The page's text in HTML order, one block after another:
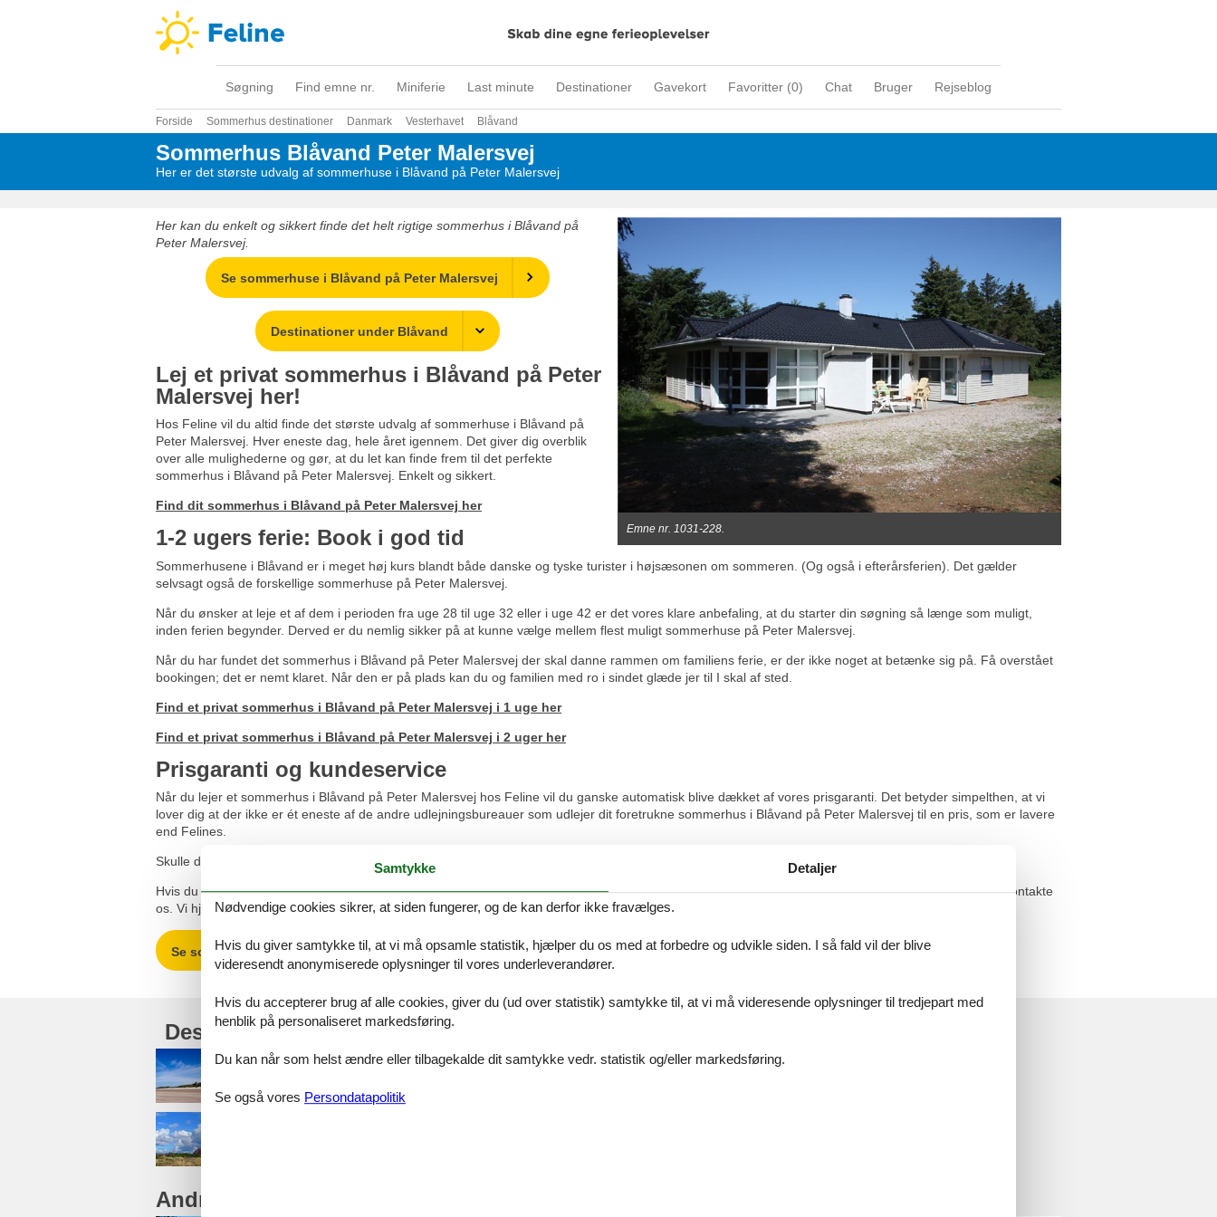
Søgning Find emne nr. Miniferie Last minute Destinationer Gavekort Favoritter (0) Chat Bruger Rejseblog
Forside Sommerhus destinationer Danmark Vesterhavet Blåvand
Sommerhus Blåvand Peter Malersvej
Her er det største udvalg af sommerhuse i Blåvand på Peter Malersvej
Her kan du enkelt og sikkert finde det helt rigtige sommerhus i Blåvand på
Peter Malersvej.
Se sommerhuse i Blåvand på Peter Malersvej
Destinationer under Blåvand
Emne nr. 1031-228.
Lej et privat sommerhus i Blåvand på Peter
Malersvej her!
Hos Feline vil du altid finde det største udvalg af sommerhuse i Blåvand på
Peter Malersvej. Hver eneste dag, hele året igennem. Det giver dig overblik
over alle mulighederne og gør, at du let kan finde frem til det perfekte
sommerhus i Blåvand på Peter Malersvej. Enkelt og sikkert.
Find dit sommerhus i Blåvand på Peter Malersvej her
1-2 ugers ferie: Book i god tid
Sommerhusene i Blåvand er i meget høj kurs blandt både danske og tyske turister i højsæsonen om sommeren. (Og også i efterårsferien). Det gælder
selvsagt også de forskellige sommerhuse på Peter Malersvej.
Når du ønsker at leje et af dem i perioden fra uge 28 til uge 32 eller i uge 42 er det vores klare anbefaling, at du starter din søgning så længe som muligt,
inden ferien begynder. Derved er du nemlig sikker på at kunne vælge mellem flest muligt sommerhuse på Peter Malersvej.
Når du har fundet det sommerhus i Blåvand på Peter Malersvej der skal danne rammen om familiens ferie, er der ikke noget at betænke sig på. Få overstået
bookingen; det er nemt klaret. Når den er på plads kan du og familien med ro i sindet glæde jer til I skal af sted.
Find et privat sommerhus i Blåvand på Peter Malersvej i 1 uge her
Find et privat sommerhus i Blåvand på Peter Malersvej i 2 uger her
Prisgaranti og kundeservice
Når du lejer et sommerhus i Blåvand på Peter Malersvej hos Feline vil du ganske automatisk blive dækket af vores prisgaranti. Det betyder simpelthen, at vi
lover dig at der ikke er ét eneste af de andre udlejningsbureauer som udlejer dit foretrukne sommerhus i Blåvand på Peter Malersvej til en pris, som er lavere
end Felines.
Skulle der en sjælden gang ske en fejl i vores overvågning af priserne, matcher vi den lavere lejepris. Beløbet overføres til din konto.
Hvis du har spørgsmål eller særlige ønsker vedrørende din søgning efter et sommerhus i Blåvand på Peter Malersvej, er du meget velkommen til at kontakte
os. Vi hjælper gerne. Ring på tlf. 8724 2251 eller send en mail til info@feline.dk.
Se sommerhuse i Blåvand på Peter Malersvej
Destinationer under Blåvand
Andre artikler om Blåvand
Samtykke Detaljer
Nødvendige cookies sikrer, at siden fungerer, og de kan derfor ikke fravælges.
Hvis du giver samtykke til, at vi må opsamle statistik, hjælper du os med at forbedre og udvikle siden. I så fald vil der blive
videresendt anonymiserede oplysninger til vores underleverandører.
Hvis du accepterer brug af alle cookies, giver du (ud over statistik) samtykke til, at vi må videresende oplysninger til tredjepart med
henblik på personaliseret markedsføring.
Du kan når som helst ændre eller tilbagekalde dit samtykke vedr. statistik og/eller markedsføring.
Se også vores Persondatapolitik